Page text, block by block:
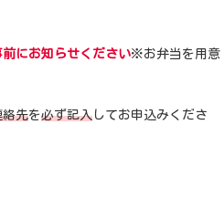
にお知らせください※お弁当を用意
絡先を必ず記入してお申込みくださ